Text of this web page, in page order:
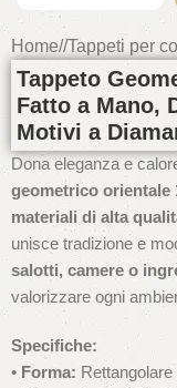
Home/ Tappeti per
Tappeto
Fatto a Mano,
Motivi a
Dona eleganza e
geometrico orientale
materiali di alta
unisce tradizione e
salotti, camere o
valorizzare ogni
Specifiche:
• Forma: Rettangolare